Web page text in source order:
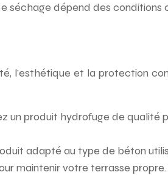
séchage dépend des conditions
l’esthétique et la protection
un produit hydrofuge de qualité
adapté au type de béton
maintenir votre terrasse